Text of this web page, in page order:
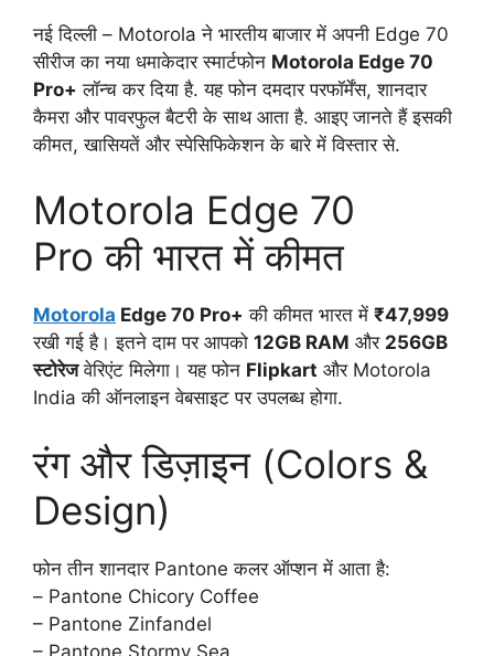
नई दिल्ली – Motorola ने भारतीय बाजार में अपनी Edge 70
सीरीज का नया धमाकेदार स्मार्टफोन Motorola Edge 70
Pro+ लॉन्च कर दिया है. यह फोन दमदार परफॉर्मेंस, शानदार
कैमरा और पावरफुल बैटरी के साथ आता है. आइए जानते हैं इसकी
कीमत, खासियतें और स्पेसिफिकेशन के बारे में विस्तार से.
Motorola Edge 70
Pro की भारत में कीमत
Motorola Edge 70 Pro+ की कीमत भारत में ₹47,999
रखी गई है। इतने दाम पर आपको 12GB RAM और 256GB
स्टोरेजवेरिएंट मिलेगा। यह फोन Flipkart और Motorola
India की ऑनलाइन वेबसाइट पर उपलब्ध होगा.
रंग और डिज़ाइन (Colors &
Design)
फोन तीन शानदार Pantone कलर ऑप्शन में आता है:
– Pantone Chicory Coffee
– Pantone Zinfandel
– Pantone Stormy Sea